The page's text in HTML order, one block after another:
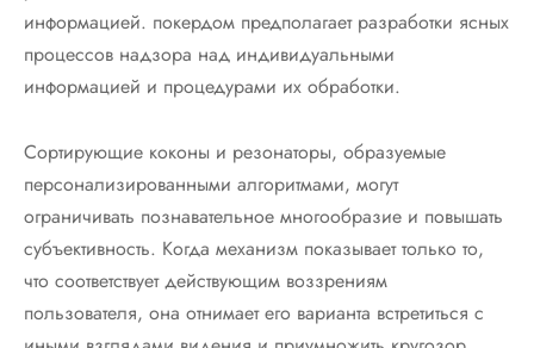
информацией. покердом предполагает разработки ясных
процессов надзора над индивидуальными
информацией и процедурами их обработки.
Сортирующие коконы и резонаторы, образуемые
персонализированными алгоритмами, могут
ограничивать познавательное многообразие и повышать
субъективность. Когда механизм показывает только то,
что соответствует действующим воззрениям
пользователя, она отнимает его варианта встретиться с